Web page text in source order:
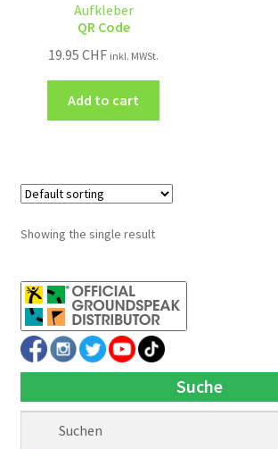
Aufkleber
QR Code
19.95CHF inkl. MWSt.
Add to cart
Showing the single result
Suche